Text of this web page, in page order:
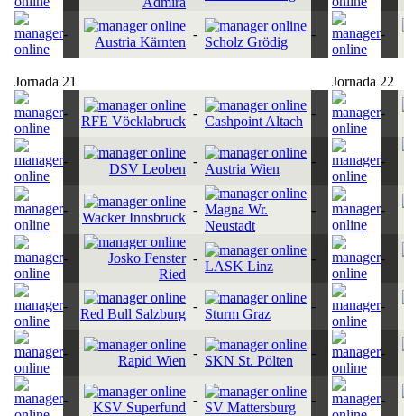
-
Austria Kärnten
-
Scholz Grödig
- -
Jornada 21 Jornada 22
-
RFE Vöcklabruck
-
Cashpoint Altach
- -
-
DSV Leoben
-
Austria Wien
- -
-
Wacker Innsbruck
- Magna Wr.
Neustadt
- -
-
Josko Fenster
Ried
-
LASK Linz
- -
-
Red Bull Salzburg
-
Sturm Graz
- -
-
Rapid Wien
-
SKN St. Pölten
- -
-
KSV Superfund
-
SV Mattersburg
- -